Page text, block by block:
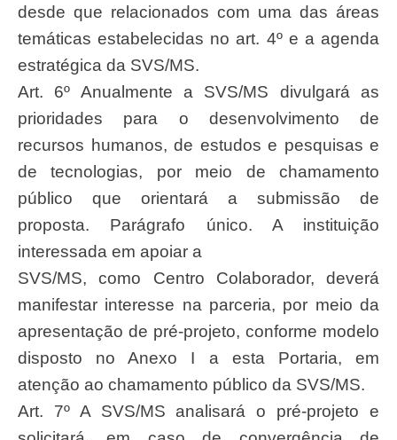
desde que relacionados com uma das áreas
temáticas estabelecidas no art. 4º e a agenda
estratégica da SVS/MS.
Art. 6º Anualmente a SVS/MS divulgará as
prioridades para o desenvolvimento de
recursos humanos, de estudos e pesquisas e
de tecnologias, por meio de chamamento
público que orientará a submissão de
proposta. Parágrafo único. A instituição
interessada em apoiar a
SVS/MS, como Centro Colaborador, deverá
manifestar interesse na parceria, por meio da
apresentação de pré-projeto, conforme modelo
disposto no Anexo I a esta Portaria, em
atenção ao chamamento público da SVS/MS.
Art. 7º A SVS/MS analisará o pré-projeto e